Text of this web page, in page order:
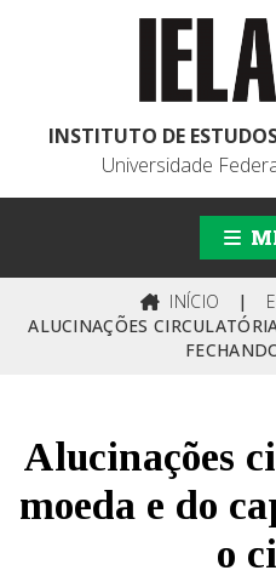
INSTITUTO DE
Universidade
INÍCIO |
ALUCINAÇÕES
Alucinações
moeda e do
o